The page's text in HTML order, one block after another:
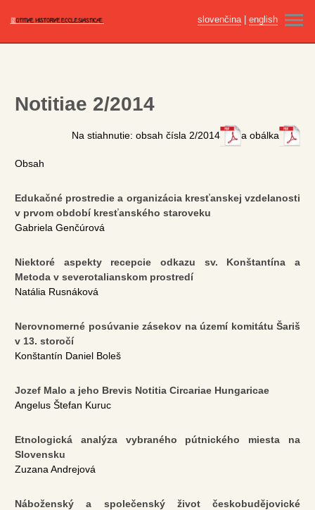
slovenčina| english
ÚVOD
ARCHÍV
PRE AUTOROV
ETIKA PUBLIKOVANIA
REDAKČNÁ RADA
VYDAVATEĽ
KONTAKT
Notitiae 2/2014
Na stiahnutie: obsah čísla 2/2014 a obálka
Obsah
Edukačné prostredie a organizácia kresťanskej vzdelanosti
v prvom období kresťanského staroveku
Gabriela Genčúrová
Niektoré aspekty recepcie odkazu sv. Konštantína a
Metoda v severotalianskom prostredí
Natália Rusnáková
Nerovnomerné posúvanie zásekov na území komitátu Šariš
v 13. storočí
Konštantín Daniel Boleš
Jozef Malo a jeho Brevis Notitia Circariae Hungaricae
Angelus Štefan Kuruc
Etnologická analýza vybraného pútnického miesta na
Slovensku
Zuzana Andrejová
Náboženský a společenský život českobudějovické